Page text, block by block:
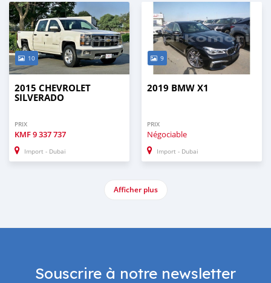
10
2015 CHEVROLET
SILVERADO
PRIX
KMF9 337 737
Import - Dubai
9
2019 BMW X1
PRIX
Négociable
Import - Dubai
Afficher plus
Souscrire à notre newsletter